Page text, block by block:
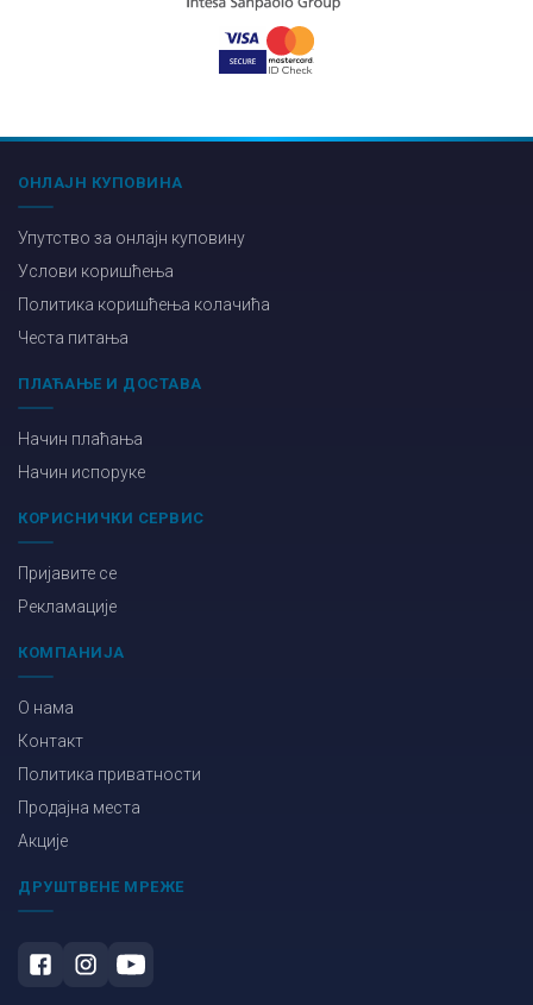
ОНЛАЈН КУПОВИНА
Упутство за онлајн куповину
Услови коришћења
Политика коришћења колачића
Честа питања
ПЛАЋАЊЕ И ДОСТАВА
Начин плаћања
Начин испоруке
КОРИСНИЧКИ СЕРВИС
Пријавите се
Рекламације
КОМПАНИЈА
О нама
Контакт
Политика приватности
Продајна места
Акције
ДРУШТВЕНЕ МРЕЖЕ